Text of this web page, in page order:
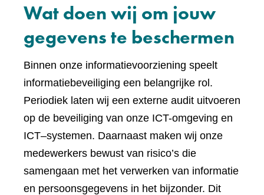
Wat doen wij om jouw
gegevens te beschermen
Binnen onze informatievoorziening speelt
informatiebeveiliging een belangrijke rol.
Periodiek laten wij een externe audit uitvoeren
op de beveiliging van onze ICT-omgeving en
ICT–systemen. Daarnaast maken wij onze
medewerkers bewust van risico’s die
samengaan met het verwerken van informatie
en persoonsgegevens in het bijzonder. Dit